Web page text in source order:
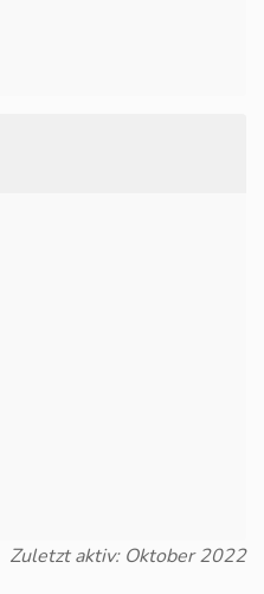
Zuletzt aktiv: Oktober 2022